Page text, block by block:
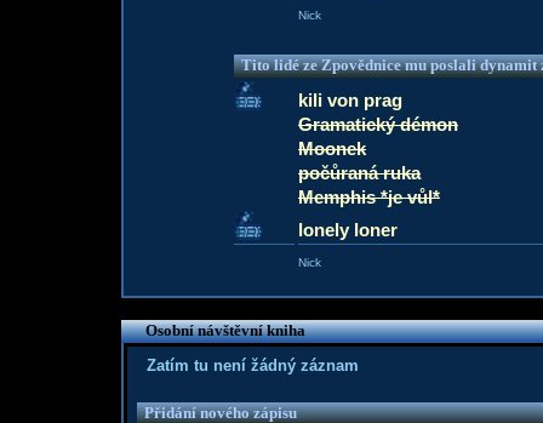
Nick
Tito lidé ze Zpovědnice mu poslali dynamit
kili von prag
Gramatický démon
Moonek
počůraná ruka
Memphis *je vůl*
lonely loner
Nick
Osobní návštěvní kniha
Zatím tu není žádný záznam
Přidání nového zápisu